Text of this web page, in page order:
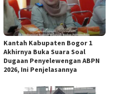
Kantah Kabupaten Bogor 1
Akhirnya Buka Suara Soal
Dugaan Penyelewengan ABPN
2026, Ini Penjelasannya